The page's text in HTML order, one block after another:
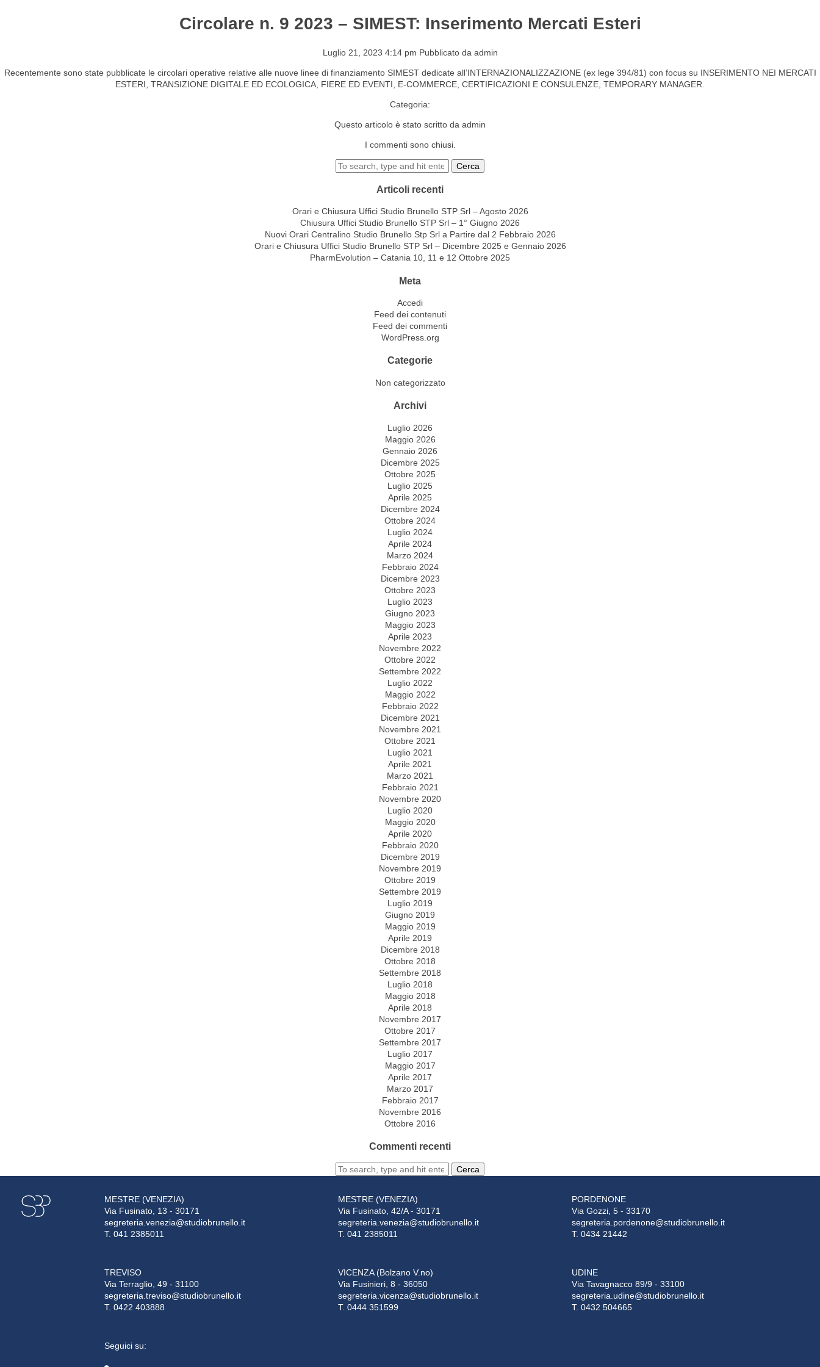
Circolare n. 9 2023 – SIMEST: Inserimento Mercati Esteri
Luglio 21, 2023 4:14 pm Pubblicato da admin
Recentemente sono state pubblicate le circolari operative relative alle nuove linee di finanziamento SIMEST dedicate all’INTERNAZIONALIZZAZIONE (ex lege 394/81) con focus su INSERIMENTO NEI MERCATI
ESTERI, TRANSIZIONE DIGITALE ED ECOLOGICA, FIERE ED EVENTI, E-COMMERCE, CERTIFICAZIONI E CONSULENZE, TEMPORARY MANAGER.
Categoria:
Questo articolo è stato scritto da admin
I commenti sono chiusi.
Cerca
Articoli recenti
Orari e Chiusura Uffici Studio Brunello STP Srl – Agosto 2026
Chiusura Uffici Studio Brunello STP Srl – 1° Giugno 2026
Nuovi Orari Centralino Studio Brunello Stp Srl a Partire dal 2 Febbraio 2026
Orari e Chiusura Uffici Studio Brunello STP Srl – Dicembre 2025 e Gennaio 2026
PharmEvolution – Catania 10, 11 e 12 Ottobre 2025
Meta
Accedi
Feed dei contenuti
Feed dei commenti
WordPress.org
Categorie
Non categorizzato
Archivi
Luglio 2026
Maggio 2026
Gennaio 2026
Dicembre 2025
Ottobre 2025
Luglio 2025
Aprile 2025
Dicembre 2024
Ottobre 2024
Luglio 2024
Aprile 2024
Marzo 2024
Febbraio 2024
Dicembre 2023
Ottobre 2023
Luglio 2023
Giugno 2023
Maggio 2023
Aprile 2023
Novembre 2022
Ottobre 2022
Settembre 2022
Luglio 2022
Maggio 2022
Febbraio 2022
Dicembre 2021
Novembre 2021
Ottobre 2021
Luglio 2021
Aprile 2021
Marzo 2021
Febbraio 2021
Novembre 2020
Luglio 2020
Maggio 2020
Aprile 2020
Febbraio 2020
Dicembre 2019
Novembre 2019
Ottobre 2019
Settembre 2019
Luglio 2019
Giugno 2019
Maggio 2019
Aprile 2019
Dicembre 2018
Ottobre 2018
Settembre 2018
Luglio 2018
Maggio 2018
Aprile 2018
Novembre 2017
Ottobre 2017
Settembre 2017
Luglio 2017
Maggio 2017
Aprile 2017
Marzo 2017
Febbraio 2017
Novembre 2016
Ottobre 2016
Commenti recenti
Cerca
MESTRE (VENEZIA)
Via Fusinato, 13 - 30171
segreteria.venezia@studiobrunello.it
T. 041 2385011
MESTRE (VENEZIA)
Via Fusinato, 42/A - 30171
segreteria.venezia@studiobrunello.it
T. 041 2385011
PORDENONE
Via Gozzi, 5 - 33170
segreteria.pordenone@studiobrunello.it
T. 0434 21442
TREVISO
Via Terraglio, 49 - 31100
segreteria.treviso@studiobrunello.it
T. 0422 403888
VICENZA (Bolzano V.no)
Via Fusinieri, 8 - 36050
segreteria.vicenza@studiobrunello.it
T. 0444 351599
UDINE
Via Tavagnacco 89/9 - 33100
segreteria.udine@studiobrunello.it
T. 0432 504665
Seguici su: